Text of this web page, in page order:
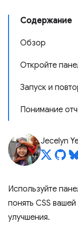
Содержание
Обзор
Откройте
Запуск и
Понимание
Jecelyn
Используйте
понять CSS
улучшения.